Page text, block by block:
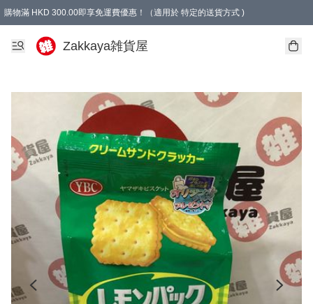
購物滿 HKD 300.00即享免運費優惠！（適用於 特定的送貨方式 )
Zakkaya雑貨屋